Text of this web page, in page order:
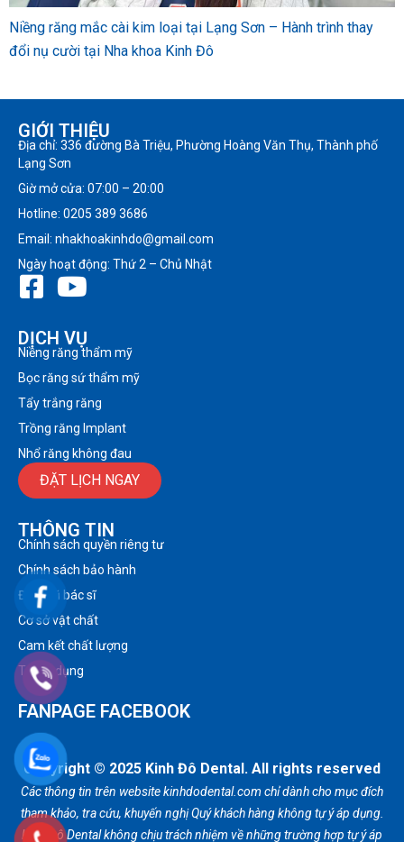
Niềng răng mắc cài kim loại tại Lạng Sơn – Hành trình thay
đổi nụ cười tại Nha khoa Kinh Đô
GIỚI THIỆU
Địa chỉ: 336 đường Bà Triệu, Phường Hoàng Văn Thụ, Thành phố
Lạng Sơn
Giờ mở cửa: 07:00 – 20:00
Hotline: 0205 389 3686
Email: nhakhoakinhdo@gmail.com
Ngày hoạt động: Thứ 2 – Chủ Nhật
DỊCH VỤ
Niềng răng thẩm mỹ
Bọc răng sứ thẩm mỹ
Tẩy trắng răng
Trồng răng Implant
Nhổ răng không đau
ĐẶT LỊCH NGAY
THÔNG TIN
Chính sách quyền riêng tư
Chính sách bảo hành
Đội ngũ bác sĩ
Cơ sở vật chất
Cam kết chất lượng
Tuyển dụng
FANPAGE FACEBOOK
Copyright © 2025 Kinh Đô Dental. All rights reserved
Các thông tin trên website kinhdodental.com chỉ dành cho mục đích
tham khảo, tra cứu, khuyến nghị Quý khách hàng không tự ý áp dụng.
Kinh Đô Dental không chịu trách nhiệm về những trường hợp tự ý áp